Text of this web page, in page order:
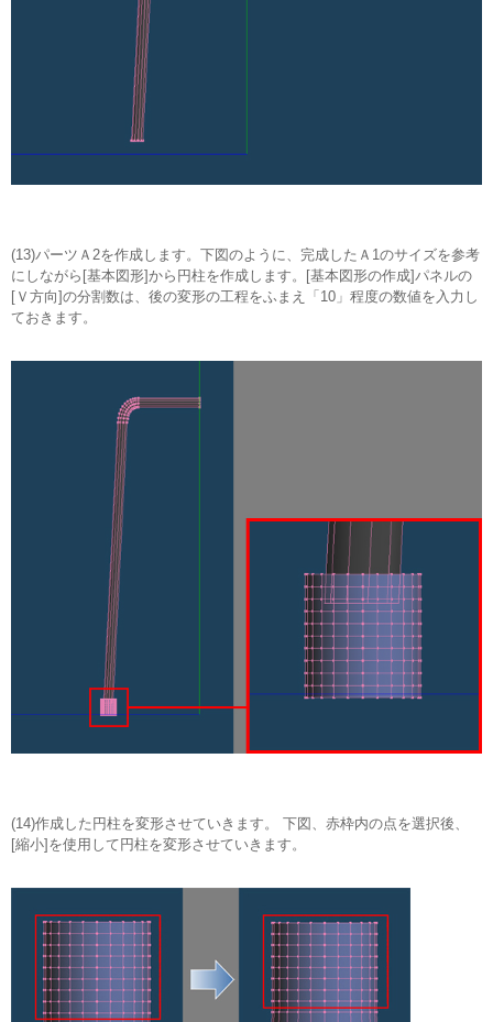
(13)パーツＡ2を作成します。下図のように、完成したＡ1のサイズを参考
にしながら[基本図形]から円柱を作成します。[基本図形の作成]パネルの
[Ｖ方向]の分割数は、後の変形の工程をふまえ「10」程度の数値を入力し
ておきます。
(14)作成した円柱を変形させていきます。 下図、赤枠内の点を選択後、
[縮小]を使用して円柱を変形させていきます。